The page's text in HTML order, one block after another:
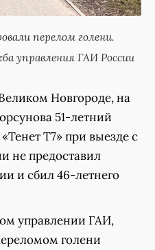
перелом голени.
управления ГАИ России
Новгороде, на
51-летний
Т7» при выезде с
не предоставил
и сбил 46-летнего
управлении ГАИ,
голени